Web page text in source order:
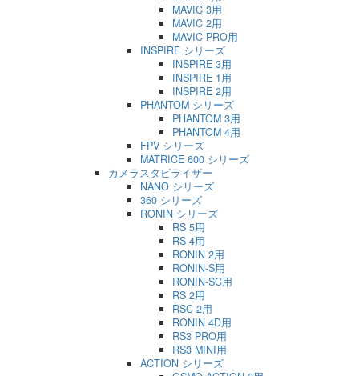
MAVIC 3用
MAVIC 2用
MAVIC PRO用
INSPIRE シリーズ
INSPIRE 3用
INSPIRE 1用
INSPIRE 2用
PHANTOM シリーズ
PHANTOM 3用
PHANTOM 4用
FPV シリーズ
MATRICE 600 シリーズ
カメラスタビライザー
NANO シリーズ
360 シリーズ
RONIN シリーズ
RS 5用
RS 4用
RONIN 2用
RONIN-S用
RONIN-SC用
RS 2用
RSC 2用
RONIN 4D用
RS3 PRO用
RS3 MINI用
ACTION シリーズ